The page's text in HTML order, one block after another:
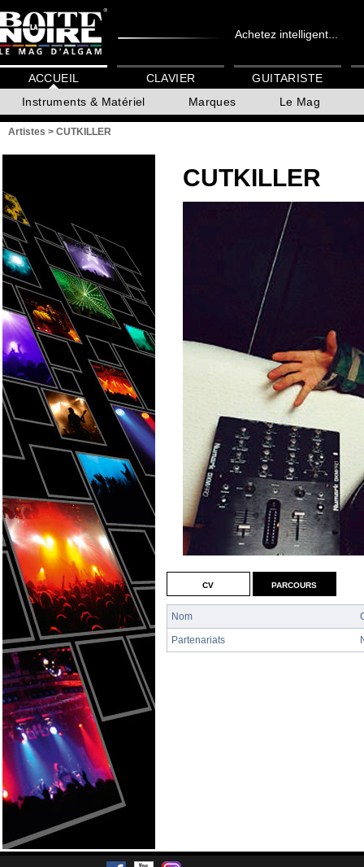
Achetez intelligent...
ACCUEIL
Instruments & Matériel
Marques Le Mag
CLAVIER GUITARISTE
Artistes > CUTKILLER
CUTKILLER
cv
Nom
Partenariats
parcours